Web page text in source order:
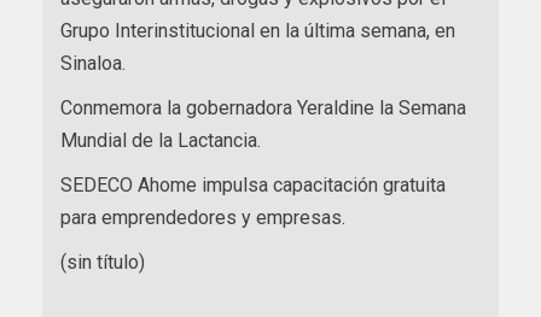
Grupo Interinstitucional en la última semana, en
Sinaloa.
Conmemora la gobernadora Yeraldine la Semana
Mundial de la Lactancia.
SEDECO Ahome impulsa capacitación gratuita
para emprendedores y empresas.
(sin título)